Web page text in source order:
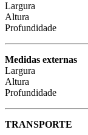
Largura
Altura
Profundidade
Medidas externas
Largura
Altura
Profundidade
TRANSPORTE